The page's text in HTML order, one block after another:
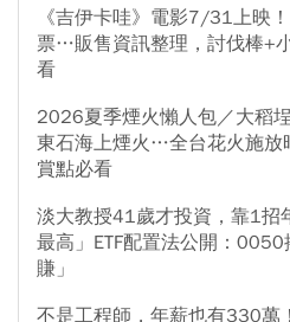
《吉伊卡哇》電影7/31上映
票…販售資訊整理，討伐棒+
看
2026夏季煙火懶人包／大稻
東石海上煙火…全台花火施放
賞點必看
淡大教授41歲才投資，靠1招
最高」ETF配置法公開：
賺」
不是工程師，年薪也有330萬